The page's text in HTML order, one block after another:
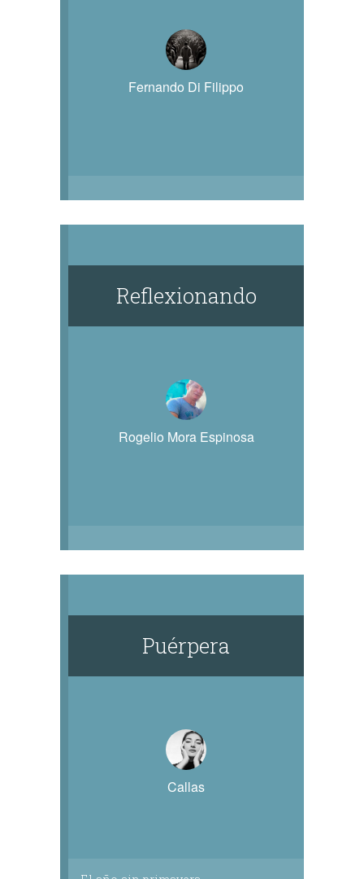
Fernando Di Filippo
Reflexionando
Rogelio Mora Espinosa
Puérpera
Callas